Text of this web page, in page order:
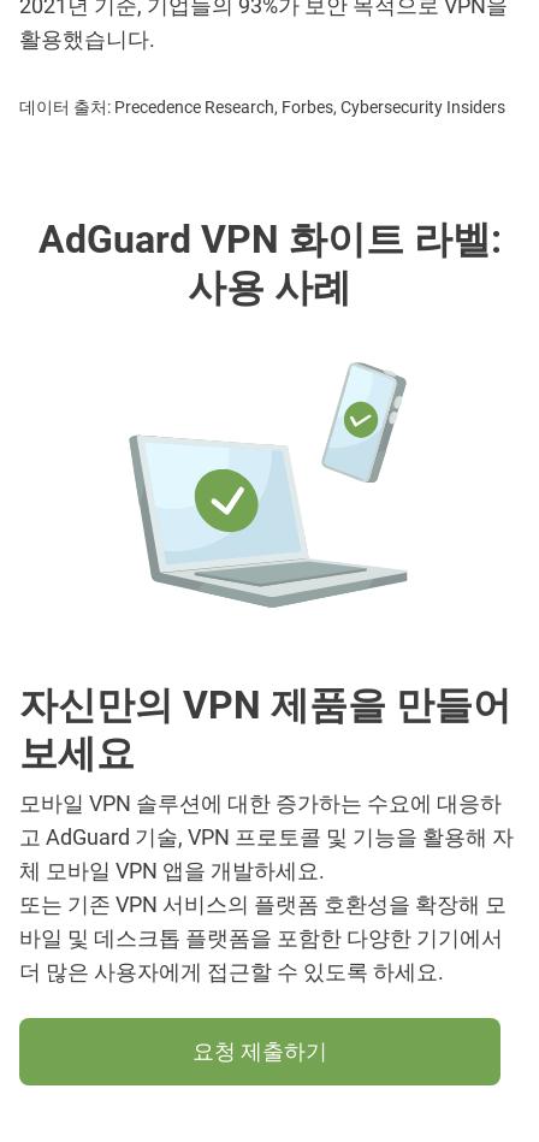
2021년 기준, 기업들의 93%가 보안 목적으로 VPN을
활용했습니다.
데이터 출처: Precedence Research, Forbes, Cybersecurity Insiders
AdGuard VPN 화이트 라벨:
사용 사례
자신만의 VPN 제품을 만들어
보세요
모바일 VPN 솔루션에 대한 증가하는 수요에 대응하
고 AdGuard 기술, VPN 프로토콜 및 기능을 활용해 자
체 모바일 VPN 앱을 개발하세요.
또는 기존 VPN 서비스의 플랫폼 호환성을 확장해 모
바일 및 데스크톱 플랫폼을 포함한 다양한 기기에서
더 많은 사용자에게 접근할 수 있도록 하세요.
요청 제출하기